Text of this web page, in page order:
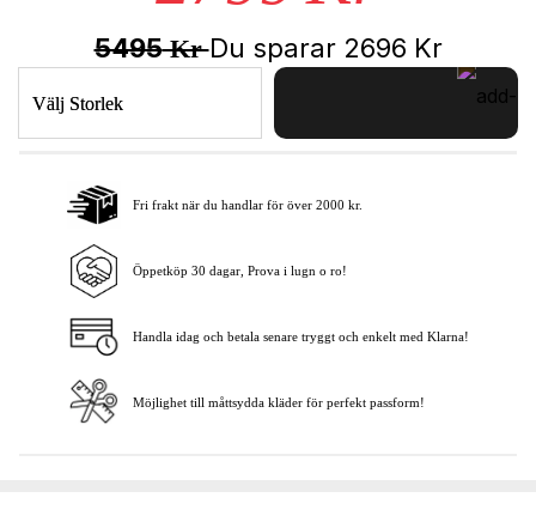
5495KrDu sparar 2696 Kr
Välj Storlek
Lägg i varukorgen
Fri frakt när du handlar för över 2000 kr.
Öppetköp 30 dagar, Prova i lugn o ro!
Handla idag och betala senare tryggt och enkelt med Klarna!
Möjlighet till måttsydda kläder för perfekt passform!